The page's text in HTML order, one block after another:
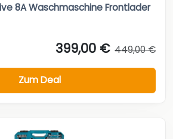
8A Waschmaschine Frontlader
399,00 € 449,00 €
Zum Deal